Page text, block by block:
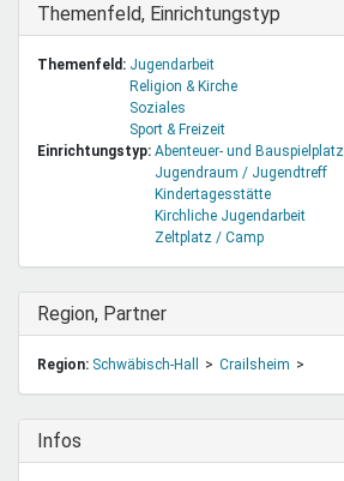
Ausblenden
Themenfeld, Einrichtungstyp
Themenfeld: Jugendarbeit
Religion & Kirche
Soziales
Sport & Freizeit
Einrichtungstyp: Abenteuer- und Bauspielplatz
Jugendraum / Jugendtreff
Kindertagesstätte
Kirchliche Jugendarbeit
Zeltplatz / Camp
Ausblenden
Region, Partner
Region: Schwäbisch-Hall Crailsheim
Ausblenden
Infos